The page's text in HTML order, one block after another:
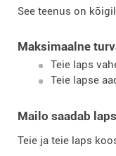
See teenus on
Maksimaalne
Teie laps
Teie lapse
Mailo saadab
Teie ja teie laps